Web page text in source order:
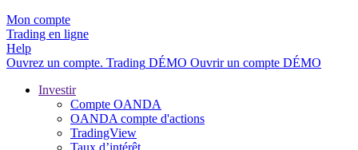
Mon compte
Trading en ligne
Help
Ouvrez un compte. Trading DÉMO Ouvrir un compte DÉMO
Investir
Compte OANDA
OANDA compte d'actions
TradingView
Taux d’intérêt